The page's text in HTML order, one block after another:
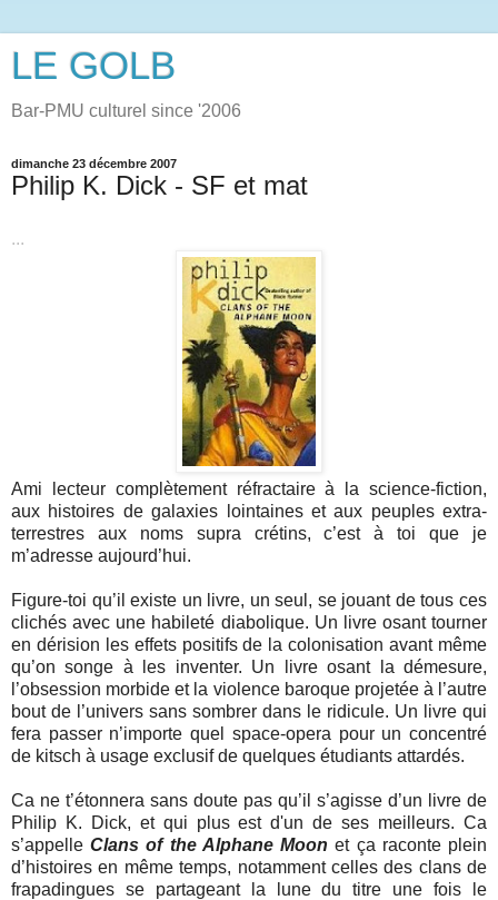
LE GOLB
Bar-PMU culturel since '2006
dimanche 23 décembre 2007
Philip K. Dick - SF et mat
...
Ami lecteur complètement réfractaire à la science-fiction,
aux histoires de galaxies lointaines et aux peuples extra-
terrestres aux noms supra crétins, c’est à toi que je
m’adresse aujourd’hui.
Figure-toi qu’il existe un livre, un seul, se jouant de tous ces
clichés avec une habileté diabolique. Un livre osant tourner
en dérision les effets positifs de la colonisation avant même
qu’on songe à les inventer. Un livre osant la démesure,
l’obsession morbide et la violence baroque projetée à l’autre
bout de l’univers sans sombrer dans le ridicule. Un livre qui
fera passer n’importe quel space-opera pour un concentré
de kitsch à usage exclusif de quelques étudiants attardés.
Ca ne t’étonnera sans doute pas qu’il s’agisse d’un livre de
Philip K. Dick, et qui plus est d'un de ses meilleurs. Ca
s’appelleClans of the Alphane Moonet ça raconte plein
d’histoires en même temps, notamment celles des clans de
frapadingues se partageant la lune du titre une fois le